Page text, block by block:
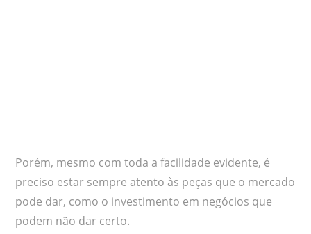
Porém, mesmo com toda a facilidade evidente, é
preciso estar sempre atento às peças que o mercado
pode dar, como o investimento em negócios que
podem não dar certo.